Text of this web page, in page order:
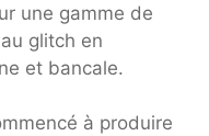
une gamme de
glitch en
et bancale.
à produire